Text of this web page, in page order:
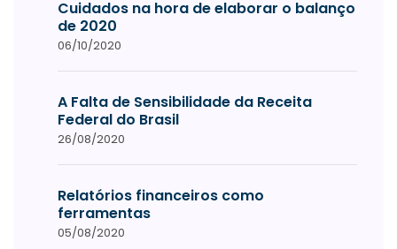
Cuidados na hora de elaborar o balanço
de 2020
06/10/2020
A Falta de Sensibilidade da Receita
Federal do Brasil
26/08/2020
Relatórios financeiros como
ferramentas
05/08/2020